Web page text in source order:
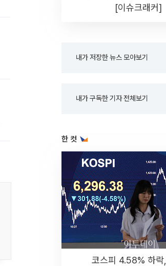
[이슈크래커]
내가 저장한 뉴스 모아보기
내가 구독한 기자 전체보기
한 컷
코스피 4.58% 하락